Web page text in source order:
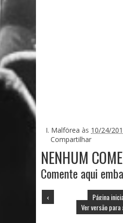
I. Malförea às 10/24/
Compartilhar
NENHUM
Comente aqui
‹
Página
Ver versão para